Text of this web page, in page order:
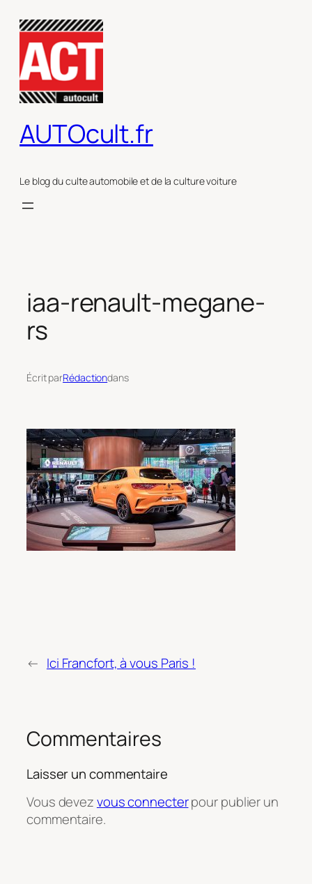
contenu
AUTOcult.fr
Le blog du culte automobile et de la culture voiture
iaa-renault-megane-
rs
Écrit parRédactiondans
← Ici Francfort, à vous Paris !
Commentaires
Laisser un commentaire
Vous devezvous connecterpour publier un
commentaire.